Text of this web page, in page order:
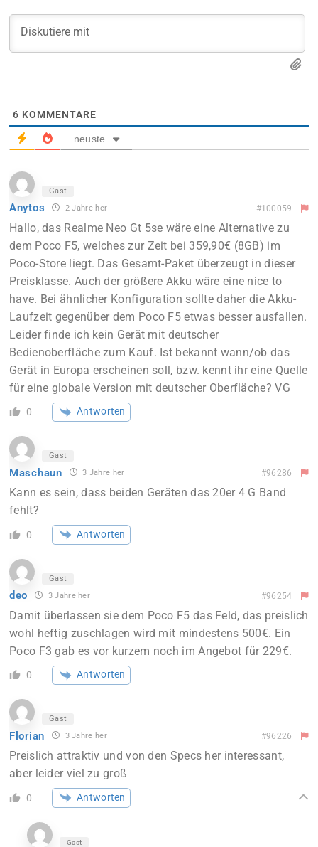
6 KOMMENTARE
neuste
Gast
Anytos 2 Jahre her #100059
Hallo, das Realme Neo Gt 5se wäre eine Alternative zu
dem Poco F5, welches zur Zeit bei 359,90€ (8GB) im
Poco-Store liegt. Das Gesamt-Paket überzeugt in dieser
Preisklasse. Auch der größere Akku wäre eine nice to
have. Bei ähnlicher Konfiguration sollte daher die Akku-
Laufzeit gegenüber dem Poco F5etwas besser ausfallen.
Leider finde ich kein Gerät mit deutscher
Bedienoberfläche zum Kauf. Ist bekannt wann/ob das
Gerät in Europa erscheinen soll, bzw. kennt ihr eine Quelle
für eine globale Version mit deutscher Oberfläche? VG
0 Antworten
Gast
Maschaun 3 Jahre her #96286
Kann es sein, dass beiden Geräten das 20er 4 G Band
fehlt?
0 Antworten
Gast
deo 3 Jahre her #96254
Damit überlassen sie dem Poco F5 das Feld, das preislich
wohl heftig zuschlagen wird mit mindestens 500€. Ein
Poco F3 gab es vor kurzem noch im Angebot für 229€.
0 Antworten
Gast
Florian 3 Jahre her #96226
Preislich attraktiv und von den Specs her interessant,
aber leider viel zu groß
0 Antworten
Gast